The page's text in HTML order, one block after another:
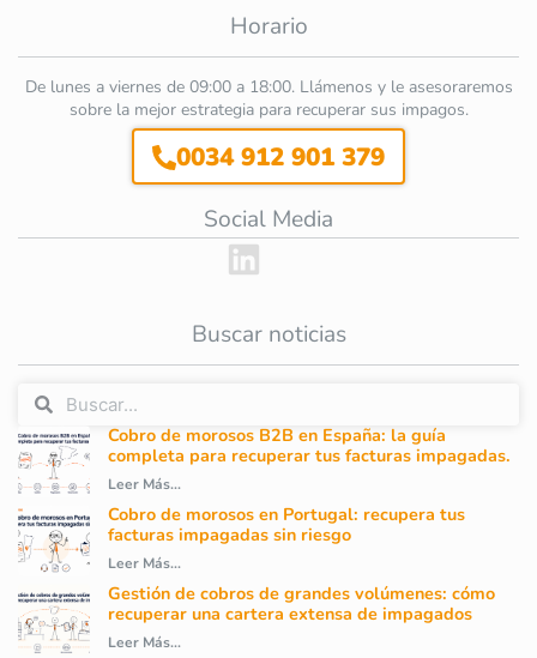
Horario
De lunes a viernes de 09:00 a 18:00. Llámenos y le asesoraremos
sobre la mejor estrategia para recuperar sus impagos.
0034 912 901 379
Social Media
Buscar noticias
Cobro de morosos B2B en España: la guía
completa para recuperar tus facturas impagadas.
Leer Más...
Cobro de morosos en Portugal: recupera tus
facturas impagadas sin riesgo
Leer Más...
Gestión de cobros de grandes volúmenes: cómo
recuperar una cartera extensa de impagados
Leer Más...